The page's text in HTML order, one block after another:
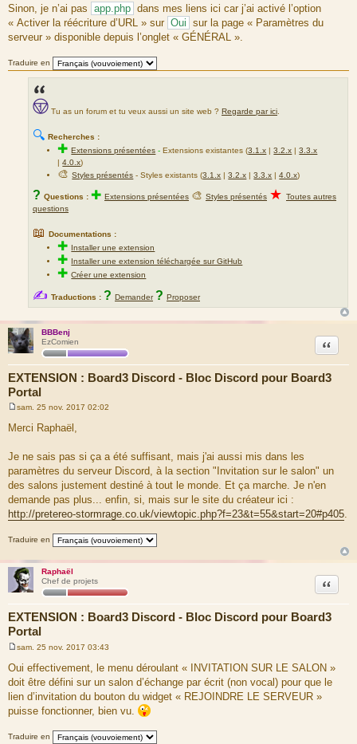
Sinon, je n’ai pas app.php dans mes liens ici car j’ai activé l’option
« Activer la réécriture d’URL » sur Oui sur la page « Paramètres du
serveur » disponible depuis l’onglet « GÉNÉRAL ».
Traduire en
Tu as un forum et tu veux aussi un site web ? Regarde par ici
🔍 Recherches :
✚Extensions présentées -Extensions existantes (3.1.x |3.2.x |3.3.x
|4.0.x)
🎨Styles présentés - Styles existants (3.1.x |3.2.x |3.3.x |4.0.x)
? Questions : ✚ Extensions présentées 🎨 Styles présentés ★ Toutes autres
questions
📖 Documentations :
✚ Installer une extension
✚ Installer une extension téléchargée sur GitHub
✚Créer une extension
✍ Traductions : ? Demander ? Proposer
BBBenj
EzComien
EXTENSION : Board3 Discord - Bloc Discord pour Board3
Portal
Citation
e
s
a
g
e
sam. 25 nov. 2017 02:02
Merci Raphaël,
Je ne sais pas si ça a été suffisant, mais j'ai aussi mis dans les
paramètres du serveur Discord, à la section "Invitation sur le salon" un
des salons justement destiné à tout le monde. Et ça marche. Je n'en
demande pas plus... enfin, si, mais sur le site du créateur ici :
http://pretereo-stormrage.co.uk/viewtopic.php?f=23&t=55&start=20#p405.
Traduire en
Raphaël
Chef de projets
EXTENSION : Board3 Discord - Bloc Discord pour Board3
Portal
Citation
s
s
g
e
sam. 25 nov. 2017 03:43
Oui effectivement, le menu déroulant « INVITATION SUR LE SALON »
doit être défini sur un salon d’échange par écrit (non vocal) pour que le
lien d’invitation du bouton du widget « REJOINDRE LE SERVEUR »
puisse fonctionner, bien vu.
Traduire en